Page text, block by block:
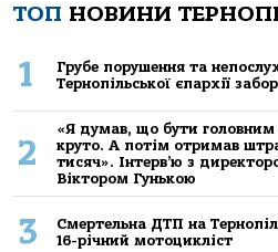
ТОП НОВИНИ
1
Грубе порушення та
Тернопільської єпархії
2
«Я думав, що бути головним
круто. А потім отримав
тисяч». Інтерв’ю з
Віктором Гунькою
3
Смертельнa ДТП нa
16-річний мoтoцикліст